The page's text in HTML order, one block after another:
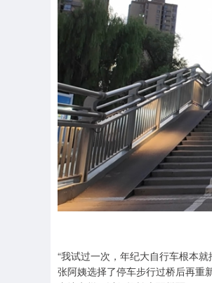
“我试过一次，年纪大自行车根本
张阿姨选择了停车步行过桥后再重